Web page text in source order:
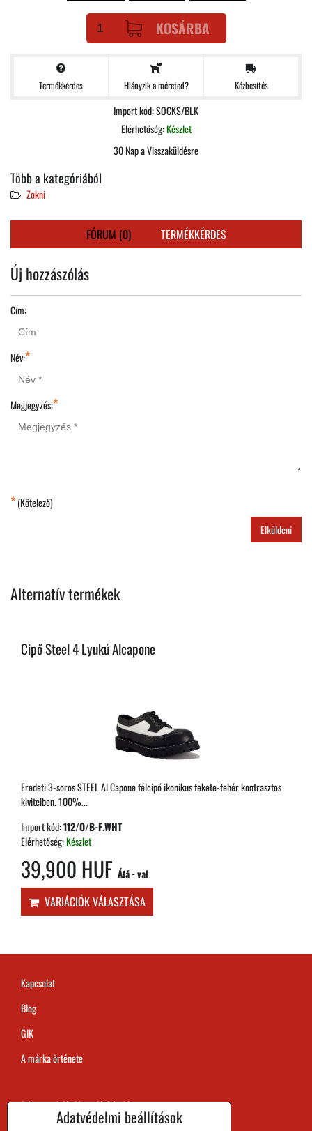
KOSÁRBA
Termékkérdes Hiányzik a méreted? Kézbesítés
Import kód: SOCKS/BLK
Elérhetőség:Készlet
30 Nap a Visszaküldésre
Több a kategóriából
Zokni
FÓRUM (0) TERMÉKKÉRDES
Új hozzászólás
Cím:
Név:*
Megjegyzés:*
*(Kötelező)
Elküldeni
Alternatív termékek
Cipő Steel 4 Lyukú Alcapone
Eredeti 3-soros STEEL Al Capone félcipő ikonikus fekete-fehér kontrasztos
kivitelben. 100%...
Import kód:112/O/B-F.WHT
Elérhetőség:Készlet
39,900 HUF Áfá - val
VARIÁCIÓK VÁLASZTÁSA
Kapcsolat
Blog
GIK
A márka örténete
A Megrendelés Megvalósítási Ideje
Adatvédelmi beállítások